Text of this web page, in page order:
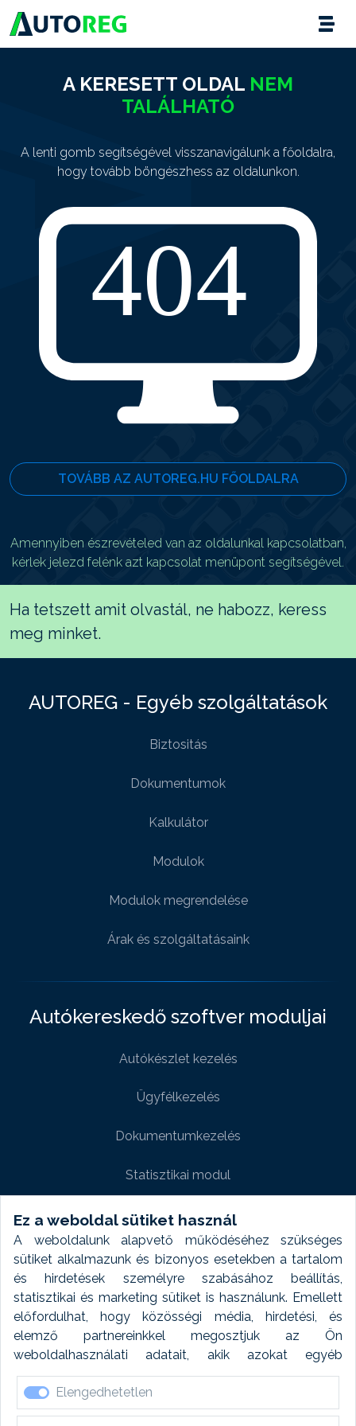
Ez a weboldal sütiket használ
A weboldalunk alapvető működéséhez szükséges
sütiket alkalmazunk és bizonyos esetekben a tartalom
és hirdetések személyre szabásához beállítás,
statisztikai és marketing sütiket is használunk. Emellett
előfordulhat, hogy közösségi média, hirdetési, és
elemző partnereinkkel megosztjuk az Ön
weboldalhasználati adatait, akik azokat egyéb
forrásokból gyűjtött adatokkal kombinálhatják. A sütik
elfogadásával kapcsolatosan naplózást végzünk és
ezen adatokat 6 hónap után automatikusan töröljük. A
Elengedhetetlen
A KERESETT OLDAL NEM
TALÁLHATÓ
A lenti gomb segítségével visszanavigálunk a főoldalra,
hogy tovább böngészhess az oldalunkon.
TOVÁBB AZ AUTOREG.HU FŐOLDALRA
Amennyiben észrevételed van az oldalunkal kapcsolatban,
kérlek jelezd felénk azt kapcsolat menüpont segítségével.
Ha tetszett amit olvastál, ne habozz, keress
meg minket.
AUTOREG - Egyéb szolgáltatások
Biztositás
Dokumentumok
Kalkulátor
Modulok
Modulok megrendelése
Árak és szolgáltatásaink
Autókereskedő szoftver moduljai
Autókészlet kezelés
Ügyfélkezelés
Dokumentumkezelés
Statisztikai modul
Weboldal modul
Fényképtár extra modul
Autómosó modul
Feladatütemezés